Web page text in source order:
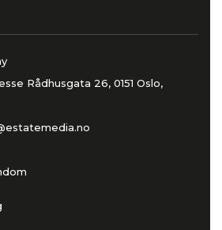
Rådhusgata 26, 0151 Oslo,